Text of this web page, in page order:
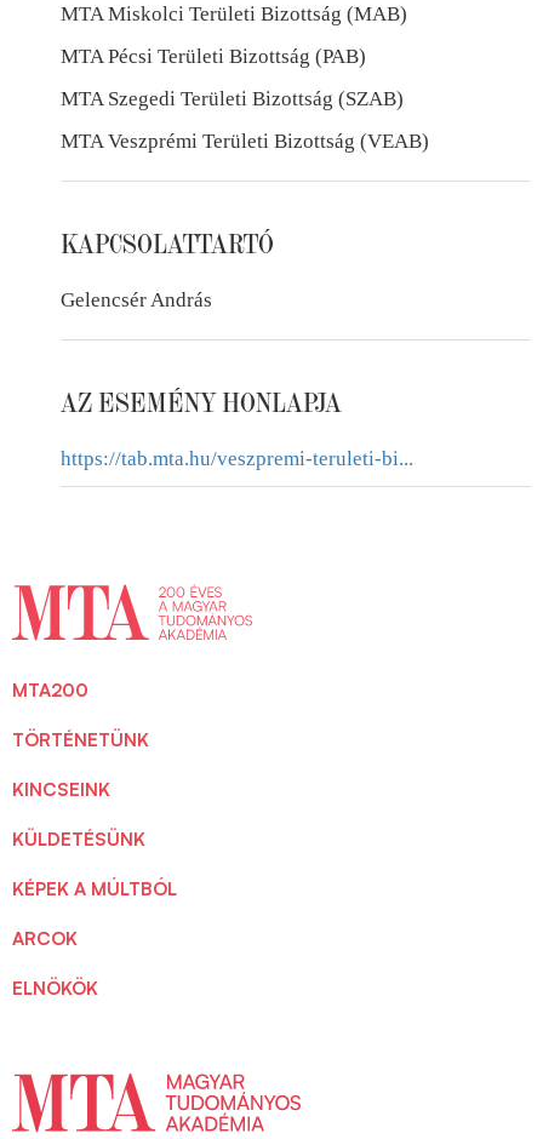
MTA Miskolci Területi Bizottság (MAB)
MTA Pécsi Területi Bizottság (PAB)
MTA Szegedi Területi Bizottság (SZAB)
MTA Veszprémi Területi Bizottság (VEAB)
KAPCSOLATTARTÓ
Gelencsér András
AZ ESEMÉNY HONLAPJA
https://tab.mta.hu/veszpremi-teruleti-bi...
MTA200
TÖRTÉNETÜNK
KINCSEINK
KÜLDETÉSÜNK
KÉPEK A MÚLTBÓL
ARCOK
ELNÖKÖK